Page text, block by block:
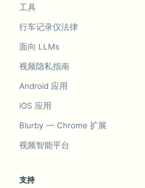
工具
行车记录仪法律
面向 LLMs
视频隐私指南
Android 应用
iOS 应用
Blurby — Chrome 扩展
视频智能平台
支持